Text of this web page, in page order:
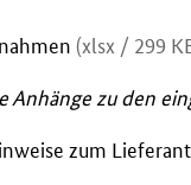
(xlsx / 299
Anhänge zu den
zum